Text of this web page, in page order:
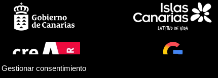
Gestionar consentimiento